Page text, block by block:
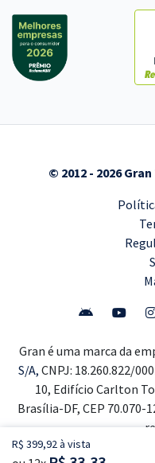
R$ 399,92 à vista
© 2012 - 2026
Gran é uma marca da
S/A, CNPJ: 18.260.822/
10, Edifício Carlton
Brasília-DF, CEP 70.070-